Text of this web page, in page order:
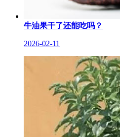
牛油果干了还能吃吗？
2026-02-11